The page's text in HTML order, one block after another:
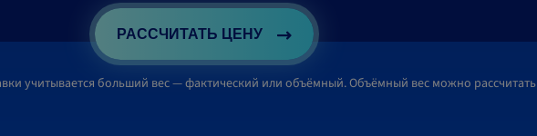
РАССЧИТАТЬ ЦЕНУ
учитывается больший вес — фактический или объёмный. Объёмный вес можно рассчитать